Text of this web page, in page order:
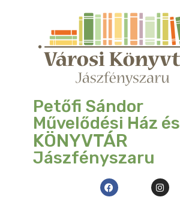
Petőfi Sándor
Művelődési Ház és
KÖNYVTÁR
Jászfényszaru